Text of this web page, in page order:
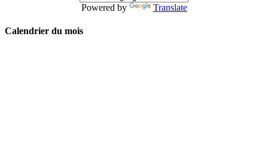
Powered by Translate
Calendrier du mois